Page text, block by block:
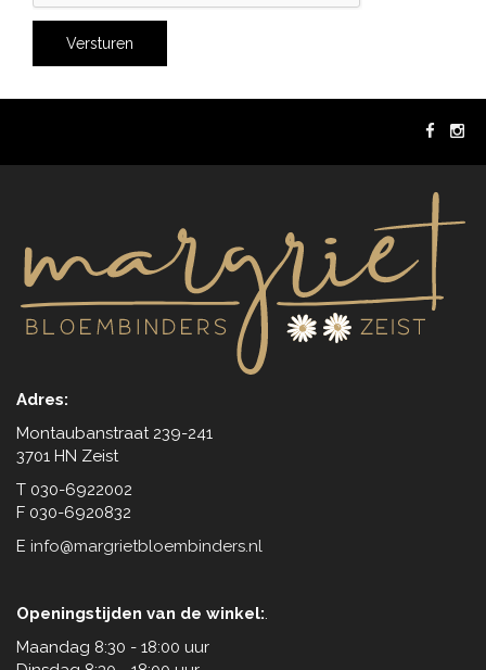
Adres:
Montaubanstraat 239-241
3701 HN Zeist
T 030-6922002
F 030-6920832
E info@margrietbloembinders.nl
Openingstijden van de winkel:.
Maandag 8:30 - 18:00 uur